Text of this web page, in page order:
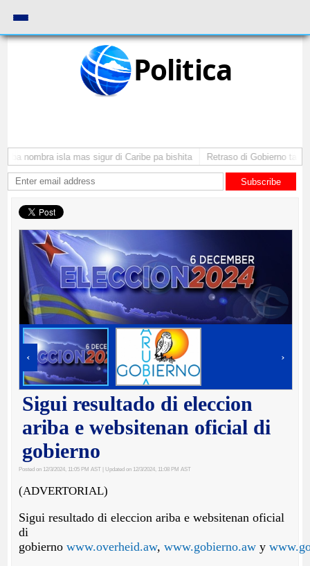
Politica
nombra isla mas sigur di Caribe pa bishita Retraso di Gobierno ta
Subscribe
‹ ›
Sigui resultado di eleccion
ariba e websitenan oficial di
gobierno
Posted on 12/3/2024, 11:05 PM AST | Updated on 12/3/2024, 11:08 PM AST
(ADVERTORIAL)
Sigui resultado di eleccion ariba e websitenan oficial
di
gobiernowww.overheid.aw,www.gobierno.aw y